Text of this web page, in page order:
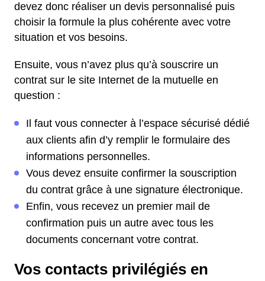
devez donc réaliser un devis personnalisé puis
choisir la formule la plus cohérente avec votre
situation et vos besoins.
Ensuite, vous n’avez plus qu’à souscrire un
contrat sur le site Internet de la mutuelle en
question :
Il faut vous connecter à l’espace sécurisé dédié
aux clients afin d’y remplir le formulaire des
informations personnelles.
Vous devez ensuite confirmer la souscription
du contrat grâce à une signature électronique.
Enfin, vous recevez un premier mail de
confirmation puis un autre avec tous les
documents concernant votre contrat.
Vos contacts privilégiés en